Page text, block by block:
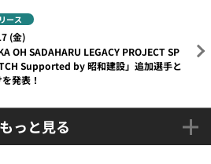
ース
(金)
OH SADAHARU LEGACY PROJECT SP
Supported by 昭和建設」追加選手と
発表！
もっと見る